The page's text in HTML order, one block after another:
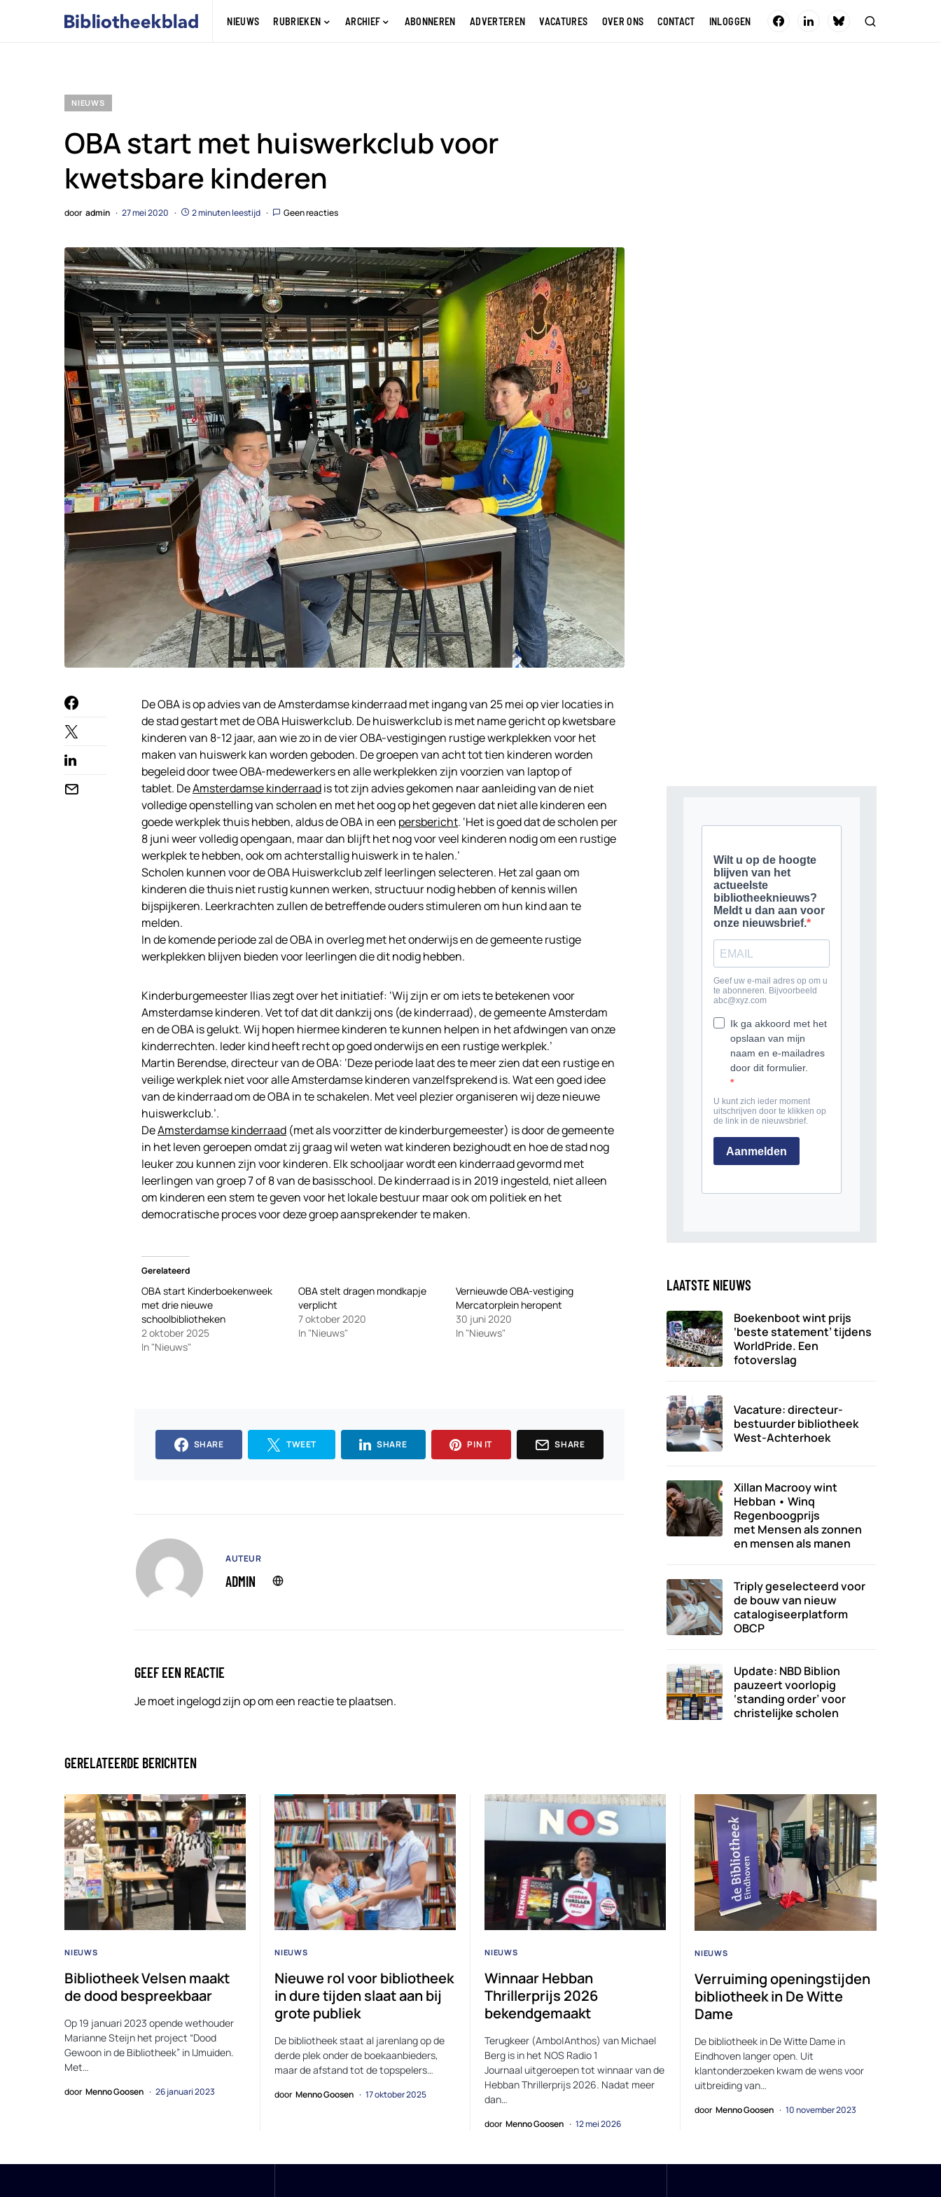
NIEUWS RUBRIEKEN ARCHIEF ABONNEREN ADVERTEREN VACATURES OVER ONS CONTACT INLOGGEN
NIEUWS
OBA start met huiswerkclub voor
kwetsbare kinderen
door admin 27 mei 2020 2 minuten leestijd Geen reacties
De OBA is op advies van de Amsterdamse kinderraad met ingang van 25 mei op vier locaties in
de stad gestart met de OBA Huiswerkclub. De huiswerkclub is met name gericht op kwetsbare
kinderen van 8-12 jaar, aan wie zo in de vier OBA-vestigingen rustige werkplekken voor het
maken van huiswerk kan worden geboden. De groepen van acht tot tien kinderen worden
begeleid door twee OBA-medewerkers en alle werkplekken zijn voorzien van laptop of
tablet. DeAmsterdamse kinderraadis tot zijn advies gekomen naar aanleiding van de niet
volledige openstelling van scholen en met het oog op het gegeven dat niet alle kinderen een
goede werkplek thuis hebben, aldus de OBA in een persbericht. ‘Het is goed dat de scholen per
8 juni weer volledig opengaan, maar dan blijft het nog voor veel kinderen nodig om een rustige
werkplek te hebben, ook om achterstallig huiswerk in te halen.’
Scholen kunnen voor de OBA Huiswerkclub zelf leerlingen selecteren. Het zal gaan om
kinderen die thuis niet rustig kunnen werken, structuur nodig hebben of kennis willen
bijspijkeren. Leerkrachten zullen de betreffende ouders stimuleren om hun kind aan te
melden.
In de komende periode zal de OBA in overleg met het onderwijs en de gemeente rustige
werkplekken blijven bieden voor leerlingen die dit nodig hebben.
Kinderburgemeester Ilias zegt over het initiatief: ‘Wij zijn er om iets te betekenen voor
Amsterdamse kinderen. Vet tof dat dit dankzij ons (de kinderraad), de gemeente Amsterdam
en de OBA is gelukt. Wij hopen hiermee kinderen te kunnen helpen in het afdwingen van onze
kinderrechten. Ieder kind heeft recht op goed onderwijs en een rustige werkplek.’
Martin Berendse, directeur van de OBA: ‘Deze periode laat des te meer zien dat een rustige en
veilige werkplek niet voor alle Amsterdamse kinderen vanzelfsprekend is. Wat een goed idee
van de kinderraad om de OBA in te schakelen. Met veel plezier organiseren wij deze nieuwe
huiswerkclub.’.
DeAmsterdamse kinderraad (met als voorzitter de kinderburgemeester) is door de gemeente
in het leven geroepen omdat zij graag wil weten wat kinderen bezighoudt en hoe de stad nog
leuker zou kunnen zijn voor kinderen. Elk schooljaar wordt een kinderraad gevormd met
leerlingen van groep 7 of 8 van de basisschool. De kinderraad is in 2019 ingesteld, niet alleen
om kinderen een stem te geven voor het lokale bestuur maar ook om politiek en het
democratische proces voor deze groep aansprekender te maken.
Gerelateerd
OBA start Kinderboekenweek
met drie nieuwe
schoolbibliotheken
2 oktober 2025
In "Nieuws"
OBA stelt dragen mondkapje
verplicht
7 oktober 2020
In "Nieuws"
Vernieuwde OBA-vestiging
Mercatorplein heropent
30 juni 2020
In "Nieuws"
SHARE TWEET SHARE PIN IT SHARE
AUTEUR
ADMIN
GEEF EEN REACTIE
Je moetingelogd zijn opom een reactie te plaatsen.
LAATSTE NIEUWS
Boekenboot wint prijs
‘beste statement’ tijdens
WorldPride. Een
fotoverslag
Vacature: directeur-
bestuurder bibliotheek
West-Achterhoek
Xillan Macrooy wint
Hebban • Winq
Regenboogprijs
met Mensen als zonnen
en mensen als manen
Triply geselecteerd voor
de bouw van nieuw
catalogiseerplatform
OBCP
Update: NBD Biblion
pauzeert voorlopig
‘standing order’ voor
christelijke scholen
GERELATEERDE BERICHTEN
NIEUWS
Bibliotheek Velsen maakt
de dood bespreekbaar
Op 19 januari 2023 opende wethouder
Marianne Steijn het project “Dood
Gewoon in de Bibliotheek” in IJmuiden.
Met…
door Menno Goosen 26 januari 2023
NIEUWS
Nieuwe rol voor bibliotheek
in dure tijden slaat aan bij
grote publiek
De bibliotheek staat al jarenlang op de
derde plek onder de boekaanbieders,
maar de afstand tot de topspelers…
door Menno Goosen 17 oktober 2025
NIEUWS
Winnaar Hebban
Thrillerprijs 2026
bekendgemaakt
Terugkeer (Ambo|Anthos) van Michael
Berg is in het NOS Radio 1
Journaal uitgeroepen tot winnaar van de
Hebban Thrillerprijs 2026. Nadat meer
dan…
door Menno Goosen 12 mei 2026
NIEUWS
Verruiming openingstijden
bibliotheek in De Witte
Dame
De bibliotheek in De Witte Dame in
Eindhoven langer open. Uit
klantonderzoeken kwam de wens voor
uitbreiding van…
door Menno Goosen 10 november 2023